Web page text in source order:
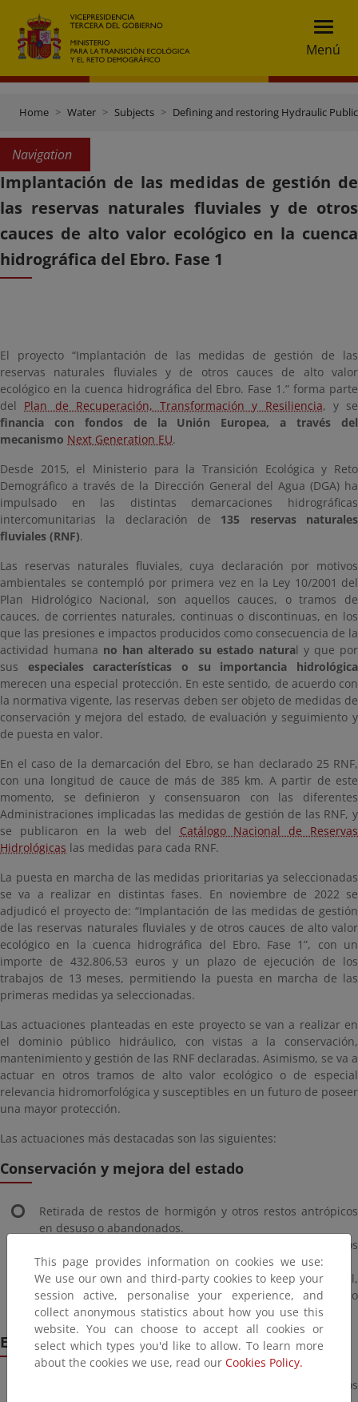
Menú
Home Water Subjects Defining and restoring Hydraulic
Navigation
Implantación de las medidas de gestión de
las reservas naturales fluviales y de otros
cauces de alto valor ecológico en la cuenca
hidrográfica del Ebro. Fase 1
El proyecto “Implantación de las medidas de gestión de las
reservas naturales fluviales y de otros cauces de alto valor
ecológico en la cuenca hidrográfica del Ebro. Fase 1.” forma parte
del Plan de Recuperación, Transformación y Resiliencia, y se
financia con fondos de la Unión Europea, a través del
mecanismo Next Generation EU.
Desde 2015, el Ministerio para la Transición Ecológica y Reto
Demográfico a través de la Dirección General del Agua (DGA) ha
impulsado en las distintas demarcaciones hidrográficas
intercomunitarias la declaración de 135 reservas naturales
fluviales (RNF).
Las reservas naturales fluviales, cuya declaración por motivos
ambientales se contempló por primera vez en la Ley 10/2001 del
Plan Hidrológico Nacional, son aquellos cauces, o tramos de
cauces, de corrientes naturales, continuas o discontinuas, en los
que las presiones e impactos producidos como consecuencia de la
actividad humana no han alterado su estado natural y que por
sus especiales características o su importancia hidrológica
merecen una especial protección. En este sentido, de acuerdo con
la normativa vigente, las reservas deben ser objeto de medidas de
conservación y mejora del estado, de evaluación y seguimiento y
de puesta en valor.
En el caso de la demarcación del Ebro, se han declarado 25 RNF,
con una longitud de cauce de más de 385 km. A partir de este
momento, se definieron y consensuaron con las diferentes
Administraciones implicadas las medidas de gestión de las RNF, y
se publicaron en la web del Catálogo Nacional de Reservas
Hidrológicas las medidas para cada RNF.
La puesta en marcha de las medidas prioritarias ya seleccionadas
se va a realizar en distintas fases. En noviembre de 2022 se
adjudicó el proyecto de: “Implantación de las medidas de gestión
de las reservas naturales fluviales y de otros cauces de alto valor
ecológico en la cuenca hidrográfica del Ebro. Fase 1”, con un
importe de 432.806,53 euros y un plazo de ejecución de los
trabajos de 13 meses, permitiendo la puesta en marcha de las
primeras medidas ya seleccionadas.
Las actuaciones planteadas en este proyecto se van a realizar en
el dominio público hidráulico, con vistas a la conservación,
mantenimiento y gestión de las RNF declaradas. Asimismo, se va a
actuar en otros tramos de alto valor ecológico o de especial
relevancia hidromorfológica y susceptibles en un futuro de poseer
una mayor protección.
Las actuaciones más destacadas son las siguientes:
Conservación y mejora del estado
Retirada de restos de hormigón y otros restos antrópicos
en desuso o abandonados.
Eliminación de posibles escombreras y vertederos
incontrolados y recogida de residuos.
Mejora y mantenimiento de la conectividad longitudinal,
mediante la adecuación de obstáculos y obras de paso
transversales.
Evaluación y seguimiento
Programa de seguimiento ambiental de los tramos
This page provides information on cookies we use:
We use our own and third-party cookies to keep your
session active, personalise your experience, and
collect anonymous statistics about how you use this
website. You can choose to accept all cookies or
select which types you'd like to allow. To learn more
about the cookies we use, read our Cookies Policy.